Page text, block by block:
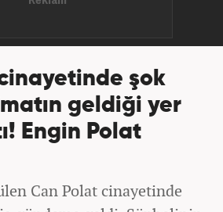
şok
geldiği yer
Engin Polat
Can Polat cinayetinde